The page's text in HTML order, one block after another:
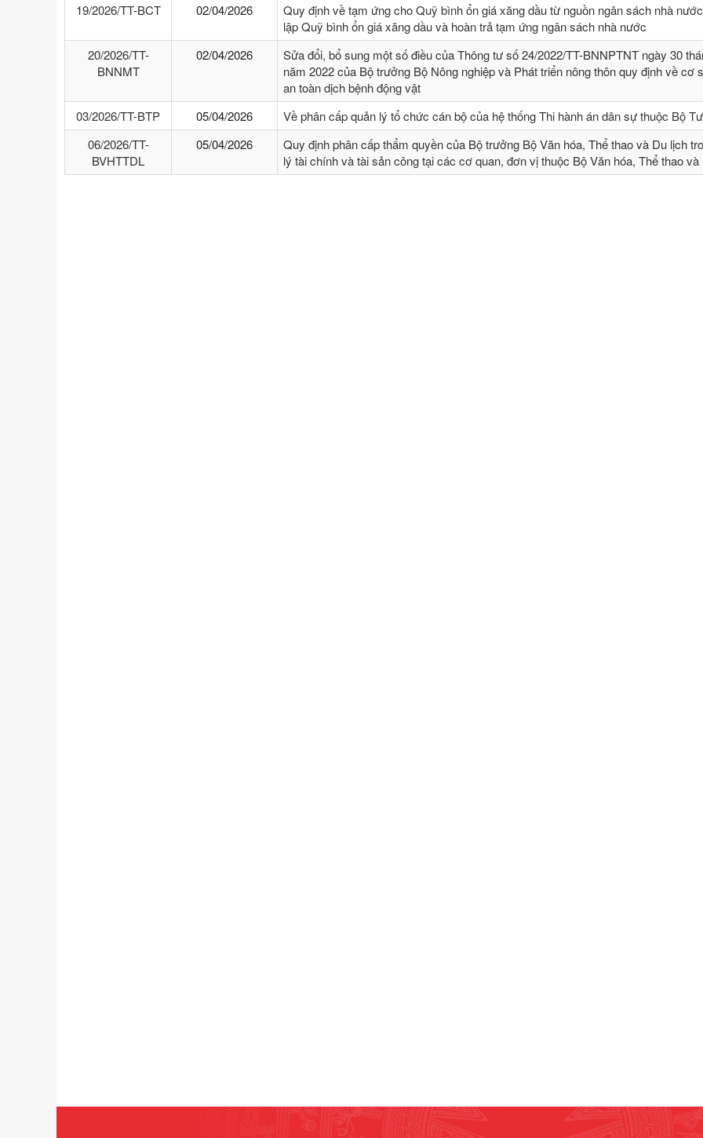
19/2026/TT-BCT
02/04/2026
Quy định về tạm ứng cho Quỹ bình ổn giá xăng dầu từ nguồn ngân sách nhà
lập Quỹ bình ổn giá xăng dầu và hoàn trả tạm ứng ngân sách nhà nước
20/2026/TT-
BNNMT
02/04/2026
Sửa đổi, bổ sung một số điều của Thông tư số 24/2022/TT-BNNPTNT ngày 30
năm 2022 của Bộ trưởng Bộ Nông nghiệp và Phát triển nông thôn quy định về cơ
an toàn dịch bệnh động vật
03/2026/TT-BTP
05/04/2026
Về phân cấp quản lý tổ chức cán bộ của hệ thống Thi hành án dân sự thuộc Bộ
06/2026/TT-
BVHTTDL
05/04/2026
Quy định phân cấp thẩm quyền của Bộ trưởng Bộ Văn hóa, Thể thao và Du lịch
lý tài chính và tài sản công tại các cơ quan, đơn vị thuộc Bộ Văn hóa, Thể thao và